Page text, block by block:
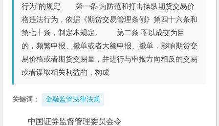
行为”的规定 第一条 为防范和打击操纵期货交易价
格违法行为，依据《期货交易管理条例》第四十六条和
第七十条，制定本规定。 第二条 不以成交为目
的，频繁申报、撤单或者大额申报、撤单，影响期货交
易价格或者期货交易量，并进行与申报方向相反的交易
或者谋取相关利益的，构成
关键词： 金融监管法律法规
中国证券监督管理委员会令